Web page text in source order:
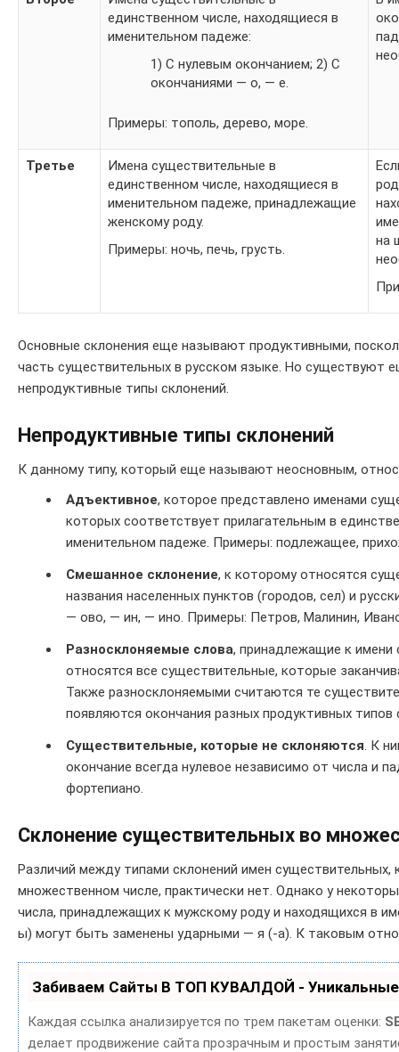
единственном числе, находящиеся в
именительном падеже:
1) С нулевым окончанием; 2) С
окончаниями — о, — е.
Примеры: тополь, дерево, море.
Третье
Имена существительные в
единственном числе, находящиеся в
именительном падеже, принадлежащие
женскому роду.
Примеры: ночь, печь, грусть.
на
Основные склонения еще называют продуктивными,
часть существительных в русском языке. Но существуют
непродуктивные типы склонений.
Непродуктивные типы склонений
К данному типу, который еще называют неосновным,
Адъективное, которое представлено именами
которых соответствует прилагательным в
именительном падеже. Примеры: подлежащее,
Смешанное склонение, к которому относятся
названия населенных пунктов (городов, сел) и
— ово, — ин, — ино. Примеры: Петров, Малинин,
Разносклоняемые слова, принадлежащие к имени
относятся все существительные, которые
Также разносклоняемыми считаются те
появляются окончания разных продуктивных
Существительные, которые не склоняются. К
окончание всегда нулевое независимо от числа и
фортепиано.
Склонение существительных во
Различий между типами склонений имен существительных,
множественном числе, практически нет. Однако у
числа, принадлежащих к мужскому роду и находящихся в
ы) могут быть заменены ударными — я (-а). К таковым
Забиваем Сайты В ТОП КУВАЛДОЙ - Уникальные
Каждая ссылка анализируется по трем пакетам оценки:
делает продвижение сайта прозрачным и простым